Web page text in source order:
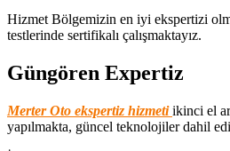
Hizmet Bölgemizin en iyi ekspertizi
testlerinde sertifikalı çalışmaktayız.
Güngören Expertiz
Merter Oto ekspertiz hizmeti ikinci el
yapılmakta, güncel teknolojiler dahil